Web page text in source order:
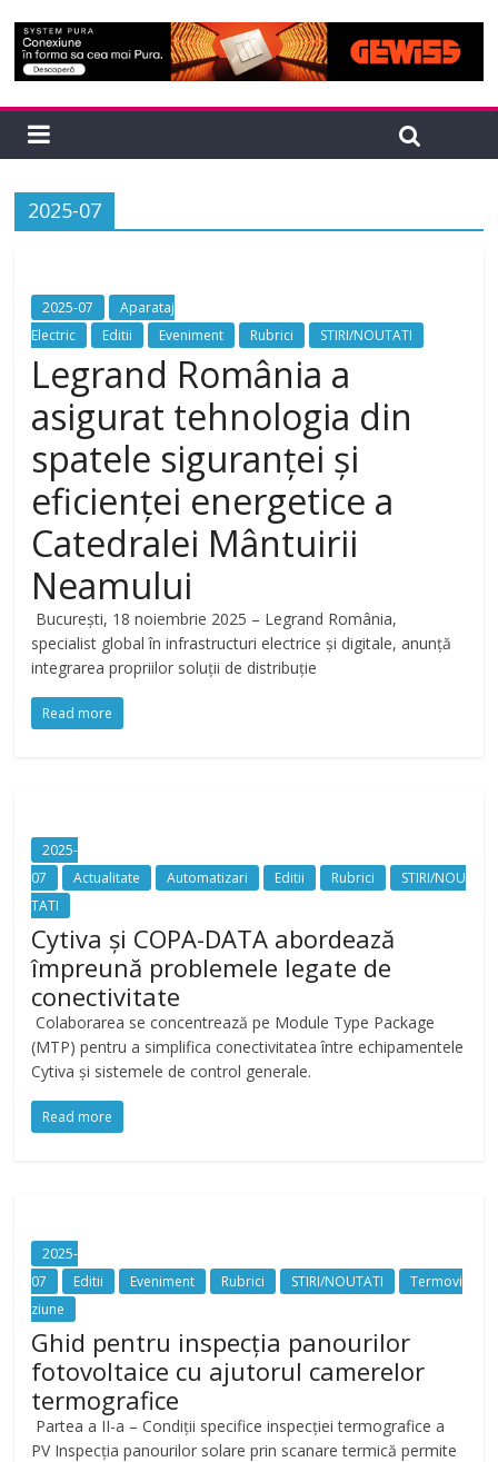
2025-07
2025-07
Aparataj
Electric
Editii Eveniment Rubrici STIRI/NOUTATI
Legrand România a
asigurat tehnologia din
spatele siguranței și
eficienței energetice a
Catedralei Mântuirii
Neamului
București, 18 noiembrie 2025 – Legrand România,
specialist global în infrastructuri electrice și digitale, anunță
integrarea propriilor soluții de distribuție
Read more
2025-
07
Actualitate Automatizari Editii Rubrici
STIRI/NOU
TATI
Cytiva și COPA-DATA abordează
împreună problemele legate de
conectivitate
Colaborarea se concentrează pe Module Type Package
(MTP) pentru a simplifica conectivitatea între echipamentele
Cytiva și sistemele de control generale.
Read more
2025-
07
Editii Eveniment Rubrici STIRI/NOUTATI
Termovi
ziune
Ghid pentru inspecția panourilor
fotovoltaice cu ajutorul camerelor
termografice
Partea a II-a – Condiții specifice inspecției termografice a
PV Inspecția panourilor solare prin scanare termică permite